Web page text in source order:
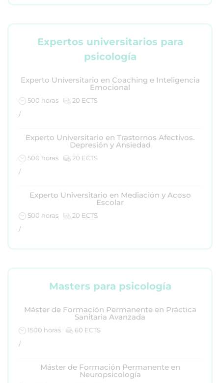
Expertos universitarios para
psicología
Experto Universitario en Coaching e Inteligencia
Emocional
500 horas
20 ECTS
/
Experto Universitario en Trastornos Afectivos.
Depresión y Ansiedad
500 horas
20 ECTS
/
Experto Universitario en Mediación y Acoso
Escolar
500 horas
20 ECTS
/
Masters para psicología
Máster de Formación Permanente en Práctica
Sanitaria Avanzada
1500 horas
60 ECTS
/
Máster de Formación Permanente en
Neuropsicología